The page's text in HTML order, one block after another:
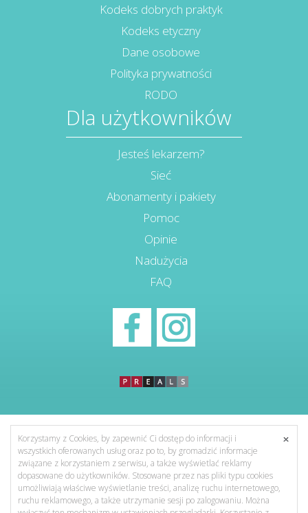
Kodeks dobrych praktyk
Kodeks etyczny
Dane osobowe
Polityka prywatności
RODO
Dla użytkowników
Jesteś lekarzem?
Sieć
Abonamenty i pakiety
Pomoc
Opinie
Nadużycia
FAQ
Korzystamy z Cookies, by zapewnić Ci dostęp do informacji i
wszystkich oferowanych usług oraz po to, by gromadzić informacje
związane z korzystaniem z serwisu, a także wyświetlać reklamy
dopasowane do użytkowników. Stosowane przez nas pliki typu cookies
umożliwiają właściwe wyświetlanie treści, analizę ruchu internetowego,
ruchu reklamowego, a także utrzymanie sesji po zalogowaniu. Można